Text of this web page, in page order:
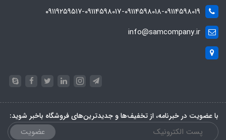
۰۹۱۱۹۲۵۹۵۱۷-09114598017-09114598018-09114598019
info@samcompany.ir
با عضویت در خبرنامه، از تخفیف‌ها و جدیدترین‌های فروشگاه باخبر شوید:
عضویت